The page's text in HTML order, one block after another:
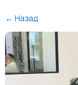
← Назад